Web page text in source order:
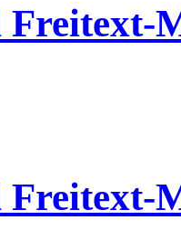
Freitext-
Freitext-